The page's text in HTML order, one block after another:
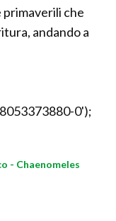
che
andando a
0');
- Chaenomeles